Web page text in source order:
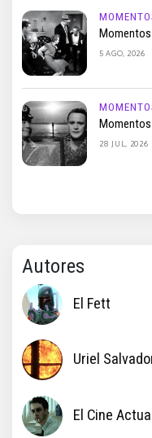
5 AGO, 2026
28 JUL, 2026
Autores
El Fett
Uriel
El Cine